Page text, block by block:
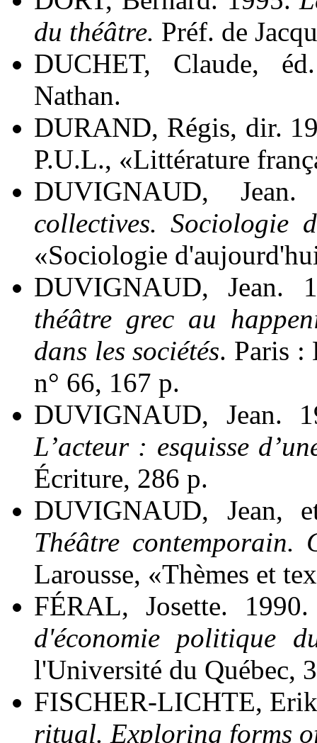
du théâtre. Préf. de
DUCHET, Claude,
Nathan.
DURAND, Régis, dir.
P.U.L., «Littérature
DUVIGNAUD,
collectives. Sociologie
«Sociologie
DUVIGNAUD, Jean.
théâtre grec au
dans les sociétés. Paris :
n° 66, 167 p.
DUVIGNAUD, Jean.
L’acteur : esquisse
Écriture, 286 p.
DUVIGNAUD, Jean,
Théâtre contemporain.
Larousse, «Thèmes et
FÉRAL, Josette.
d'économie politique
l'Université du Québec,
FISCHER-LICHTE,
ritual. Exploring forms